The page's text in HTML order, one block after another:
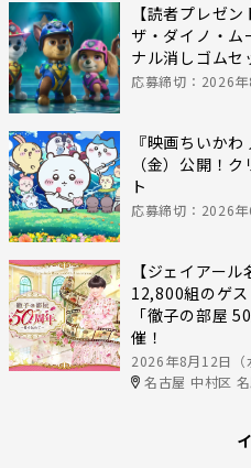
【読者プレゼ
ザ・ダイノ・ム
ナル消しゴムセ
応募締切：2026
『映画ちいか
（金）公開！
ト
応募締切：2026
【ジェイアー
12,800組のゲス
「徹子の部屋
催！
2026年8月12日（
名古屋 中村区